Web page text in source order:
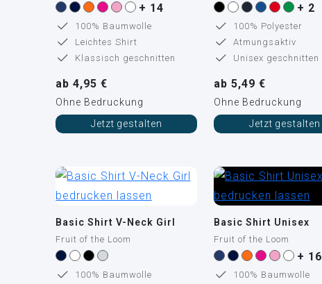
+ 14
100% Baumwolle
Leichtes Shirt
Klassisch geschnitten
ab 4,95 €
Ohne Bedruckung
Jetzt gestalten
+ 2
100% Polyester
Atmungsaktiv
Unisex geschnitten
ab 5,49 €
Ohne Bedruckung
Jetzt gestalten
Basic Shirt V-Neck Girl
Fruit of the Loom
100% Baumwolle
Basic Shirt Unisex
Fruit of the Loom
+ 16
100% Baumwolle